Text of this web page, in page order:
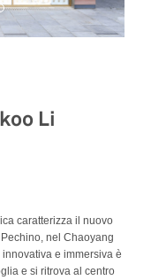
Li
caratterizza il nuovo
nel Chaoyang
innovativa e immersiva è
e si ritrova al centro